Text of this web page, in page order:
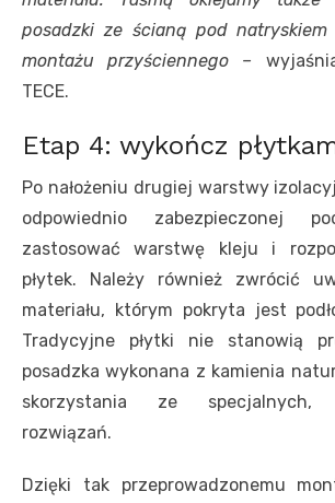
posadzki ze ścianą pod
montażu przyściennego –
TECE.
Etap 4: wykończ
Po nałożeniu drugiej warstwy
odpowiednio zabezpieczonej
zastosować warstwę kleju i
płytek. Należy również zwrócić
materiału, którym pokryta jest
Tradycyjne płytki nie stanowią
posadzka wykonana z kamienia
skorzystania ze specjalnych,
rozwiązań.
Dzięki tak przeprowadzonemu